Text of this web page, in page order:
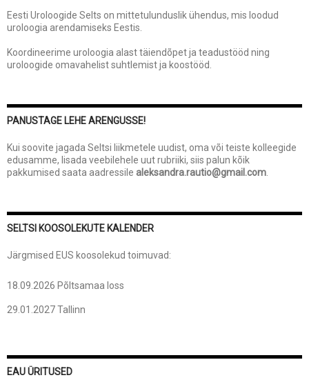
Eesti Uroloogide Selts on mittetulunduslik ühendus, mis loodud
uroloogia arendamiseks Eestis.
Koordineerime uroloogia alast täiendõpet ja teadustööd ning
uroloogide omavahelist suhtlemist ja koostööd.
PANUSTAGE LEHE ARENGUSSE!
Kui soovite jagada Seltsi liikmetele uudist, oma või teiste kolleegide
edusamme, lisada veebilehele uut rubriiki, siis palun kõik
pakkumised saata aadressile aleksandra.rautio@gmail.com
SELTSI KOOSOLEKUTE KALENDER
Järgmised EUS koosolekud toimuvad:
18.09.2026 Põltsamaa loss
29.01.2027 Tallinn
EAU ÜRITUSED